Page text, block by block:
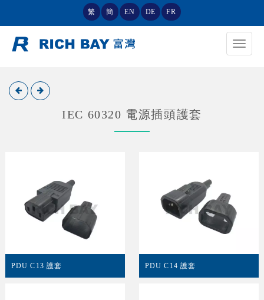
繁 簡 EN DE FR
Toggle
IEC 60320 電源插頭護套
PDU C13 護套 PDU C14 護套